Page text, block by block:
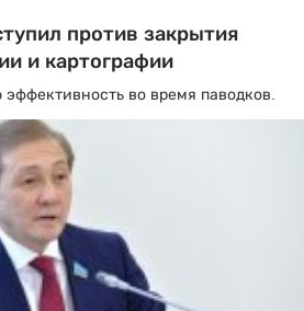
против закрытия
и картографии
эффективность во время паводков.